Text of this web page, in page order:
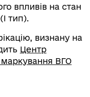
впливів на стан
тип).
визнану на
Центр
маркування ВГО